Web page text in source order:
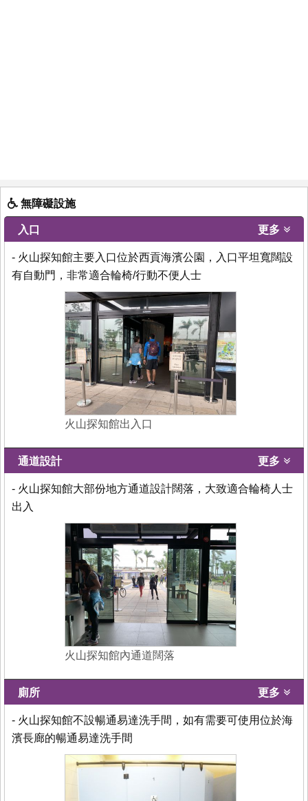
無障礙設施
入口 更多
- 火山探知館主要入口位於西貢海濱公園，入口平坦寬闊設
有自動門，非常適合輪椅/行動不便人士
火山探知館出入口
通道設計 更多
- 火山探知館大部份地方通道設計闊落，大致適合輪椅人士
出入
火山探知館內通道闊落
廁所 更多
- 火山探知館不設暢通易達洗手間，如有需要可使用位於海
濱長廊的暢通易達洗手間